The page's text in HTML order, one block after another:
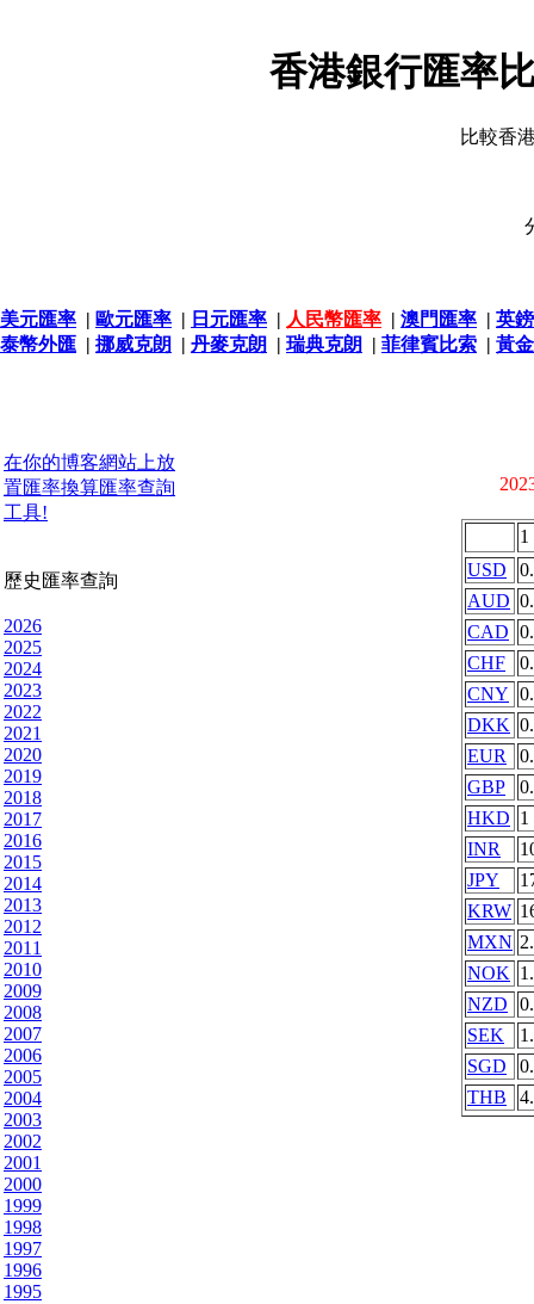
香港銀行匯率
比較香
美元匯率 | 歐元匯率 | 日元匯率 | 人民幣匯率 | 澳門匯率 | 英
泰幣外匯 | 挪威克朗 | 丹麥克朗 | 瑞典克朗 | 菲律賓比索 | 黃
在你的博客網站上放
置匯率換算匯率查詢
工具!
歷史匯率查詢
2026
2025
2024
2023
2022
2021
2020
2019
2018
2017
2016
2015
2014
2013
2012
2011
2010
2009
2008
2007
2006
2005
2004
2003
2002
2001
2000
1999
1998
1997
1996
1995
1
USD
AUD
CAD
CHF
CNY
DKK
EUR
GBP
HKD 1
INR
JPY
KRW
MXN
NOK
NZD
SEK
SGD
THB